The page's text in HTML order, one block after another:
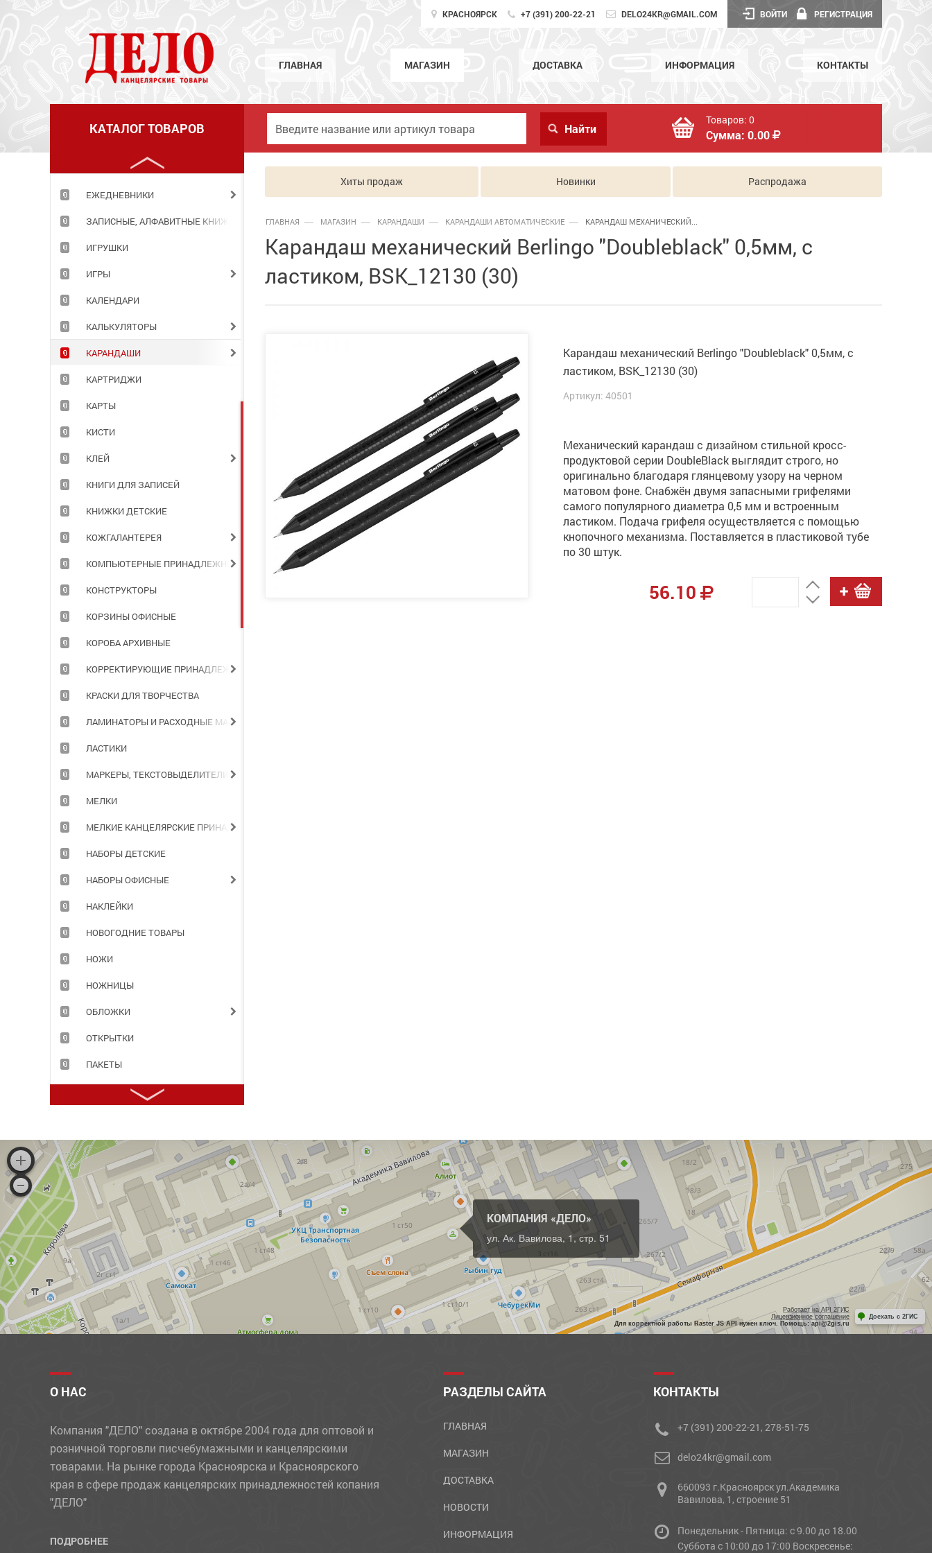
КРАСНОЯРСК +7 (391) 200-22-21 DELO24KR@GMAIL.COM ВОЙТИ РЕГИСТРАЦИЯ
ГЛАВНАЯ МАГАЗИН ДОСТАВКА ИНФОРМАЦИЯ КОНТАКТЫ
КАТАЛОГ ТОВАРОВ
Товаров: 0
Сумма: 0.00
ГРИФЕЛИ
ГУАШЬ
ДЫРОКОЛЫ
ЕЖЕДНЕВНИКИ
ЗАПИСНЫЕ, АЛФАВИТНЫЕ КНИЖКИ
ИГРУШКИ
ИГРЫ
КАЛЕНДАРИ
КАЛЬКУЛЯТОРЫ
КАРАНДАШИ
КАРТРИДЖИ
КАРТЫ
КИСТИ
КЛЕЙ
КНИГИ ДЛЯ ЗАПИСЕЙ
КНИЖКИ ДЕТСКИЕ
КОЖГАЛАНТЕРЕЯ
КОМПЬЮТЕРНЫЕ ПРИНАДЛЕЖНОСТИ
КОНСТРУКТОРЫ
КОРЗИНЫ ОФИСНЫЕ
КОРОБА АРХИВНЫЕ
КОРРЕКТИРУЮЩИЕ ПРИНАДЛЕЖНОСТИ
КРАСКИ ДЛЯ ТВОРЧЕСТВА
ЛАМИНАТОРЫ И РАСХОДНЫЕ МАТЕРИАЛЫ
ЛАСТИКИ
МАРКЕРЫ, ТЕКСТОВЫДЕЛИТЕЛИ
МЕЛКИ
МЕЛКИЕ КАНЦЕЛЯРСКИЕ ПРИНАДЛЕЖНОСТИ
НАБОРЫ ДЕТСКИЕ
НАБОРЫ ОФИСНЫЕ
НАКЛЕЙКИ
НОВОГОДНИЕ ТОВАРЫ
НОЖИ
НОЖНИЦЫ
ОБЛОЖКИ
ОТКРЫТКИ
ПАКЕТЫ
ПЕРФОФАЙЛЫ
ПЛАСТИЛИН
ПРИНАДЛЕЖНОСТИ ДЛЯ ХРАНЕНИЯ ДОКУМЕНТОВ
ПРОДУКТЫ
ПРОЧИЕ ТОВАРЫ
РАЗДЕЛИТЕЛИ
РАСКРАСКИ, АППЛИКАЦИИ
РУЧКИ
СКРЕПКИ, КНОПКИ, ЗАЖИМЫ
СТЕПЛЕРЫ, СКОБЫ, АНТИСТЕПЛЕРЫ
СТЕРЖНИ
СУМКИ
Хиты продаж Новинки Распродажа
ГЛАВНАЯ МАГАЗИН КАРАНДАШИ КАРАНДАШИ АВТОМАТИЧЕСКИЕ КАРАНДАШ МЕХАНИЧЕСКИЙ...
Карандаш механический Berlingo "Doubleblack" 0,5мм, с
ластиком, BSK_12130 (30)
Карандаш механический Berlingo "Doubleblack" 0,5мм, с
ластиком, BSK_12130 (30)
Артикул: 40501
Механический карандаш с дизайном стильной кросс-
продуктовой серии DoubleBlack выглядит строго, но
оригинально благодаря глянцевому узору на черном
матовом фоне. Снабжён двумя запасными грифелями
самого популярного диаметра 0,5 мм и встроенным
ластиком. Подача грифеля осуществляется с помощью
кнопочного механизма. Поставляется в пластиковой тубе
по 30 штук.
56.10
КОМПАНИЯ «ДЕЛО»
ул. Ак. Вавилова, 1, стр. 51
Работает на API 2ГИС
Лицензионное соглашение
Для корректной работы Raster JS API нужен ключ. Помощь: api@2gis.ru
Доехать с 2ГИС
О НАС
Компания "ДЕЛО" создана в октябре 2004 года для оптовой и
розничной торговли писчебумажными и канцелярскими
товарами. На рынке города Красноярска и Красноярского
края в сфере продаж канцелярских принадлежностей копания
"ДЕЛО"
ПОДРОБНЕЕ
РАЗДЕЛЫ САЙТА
ГЛАВНАЯ
МАГАЗИН
ДОСТАВКА
НОВОСТИ
ИНФОРМАЦИЯ
КОНТАКТЫ
+7 (391) 200-22-21, 278-51-75
delo24kr@gmail.com
660093 г.Красноярск ул.Академика
Вавилова, 1, строение 51
Понедельник - Пятница: с 9.00 до 18.00
Cуббота с 10:00 до 17:00 Воскресенье: